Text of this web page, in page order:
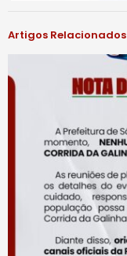
Artigos Relacionados